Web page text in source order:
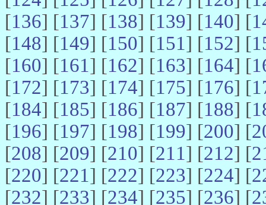
[136] [137] [138] [139] [140] [
[148] [149] [150] [151] [152] [
[160] [161] [162] [163] [164] [
[172] [173] [174] [175] [176] [
[184] [185] [186] [187] [188] [
[196] [197] [198] [199] [200] [
[208] [209] [210] [211] [212] [
[220] [221] [222] [223] [224] [
[232] [233] [234] [235] [236] [